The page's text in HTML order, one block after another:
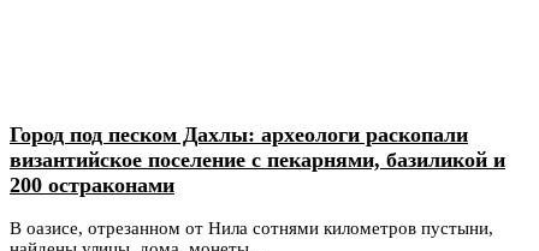
Город под песком Дахлы: археологи раскопали
византийское поселение с пекарнями, базиликой и
200 остраконами
В оазисе, отрезанном от Нила сотнями километров пустыни,